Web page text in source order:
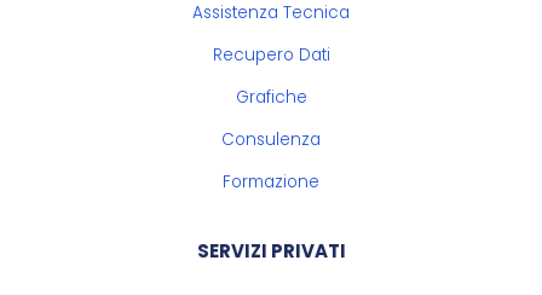
Assistenza Tecnica
Recupero Dati
Grafiche
Consulenza
Formazione
SERVIZI PRIVATI